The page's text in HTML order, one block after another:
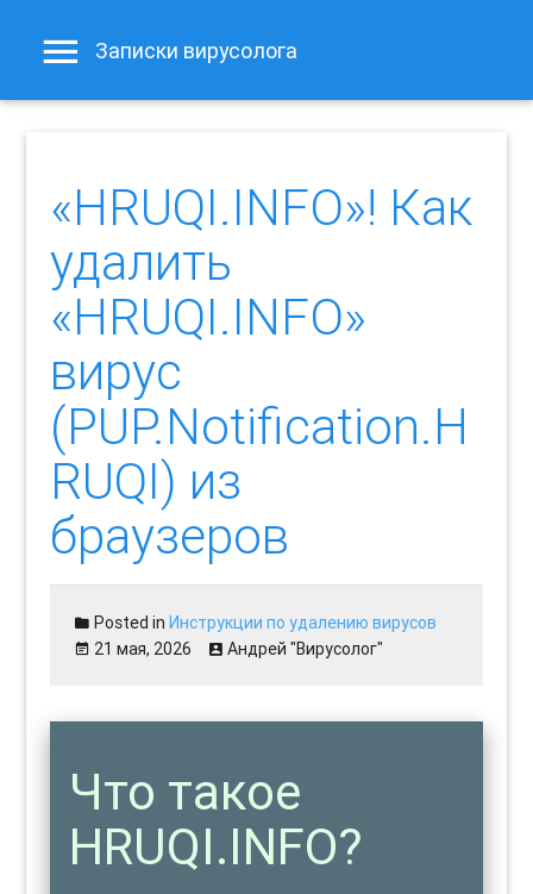
Записки вирусолога
«HRUQI.INFO»! Как
удалить
«HRUQI.INFO»
вирус
(PUP.Notification.H
RUQI) из
браузеров
Posted inИнструкции по удалению вирусов
21 мая, 2026
Андрей "Вирусолог"
Что такое
HRUQI.INFO?